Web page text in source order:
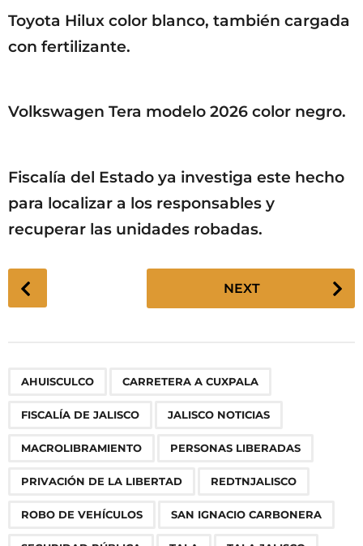
Toyota Hilux color blanco, también cargada
con fertilizante.
Volkswagen Tera modelo 2026 color negro.
Fiscalía del Estado ya investiga este hecho
para localizar a los responsables y
recuperar las unidades robadas.
P
o
NEXT
AHUISCULCO CARRETERA A CUXPALA
FISCALÍA DE JALISCO JALISCO NOTICIAS
MACROLIBRAMIENTO PERSONAS LIBERADAS
PRIVACIÓN DE LA LIBERTAD REDTNJALISCO
ROBO DE VEHÍCULOS SAN IGNACIO CARBONERA